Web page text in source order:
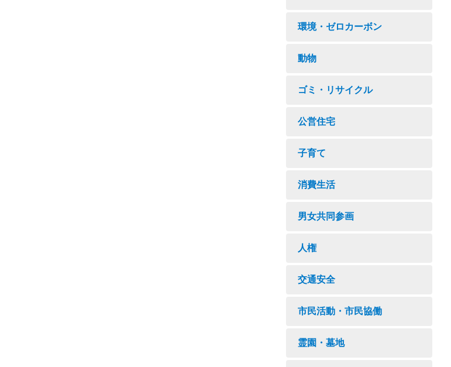
環境・ゼロカーボン
動物
ゴミ・リサイクル
公営住宅
子育て
消費生活
男女共同参画
人権
交通安全
市民活動・市民協働
霊園・墓地